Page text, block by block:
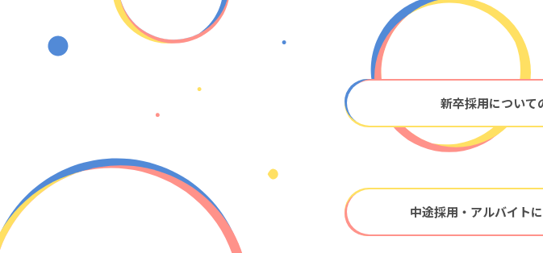
新卒採用について
中途採用・アルバイト